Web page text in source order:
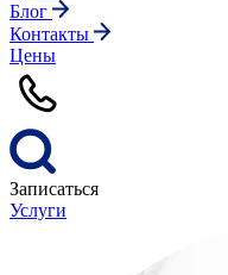
Блог
Контакты
Цены
Записаться
Услуги